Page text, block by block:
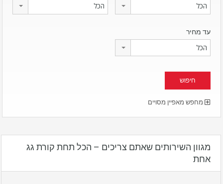
הכל הכל
עד מחיר
הכל
מחפש מאפיין מסויים
מגוון השירותים שאתם צריכים – הכל תחת קורת גג
אחת